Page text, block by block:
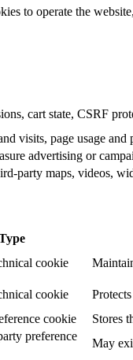
to operate the
cart state, CSRF
visits, page usage
advertising or
party maps, videos,
cookie
cookie
cookie Stores
preference
May